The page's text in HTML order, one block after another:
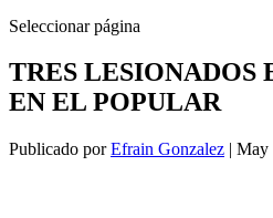
Seleccionar página
TRES LESIONADOS
EN EL POPULAR
Publicado porEfrain Gonzalez | May